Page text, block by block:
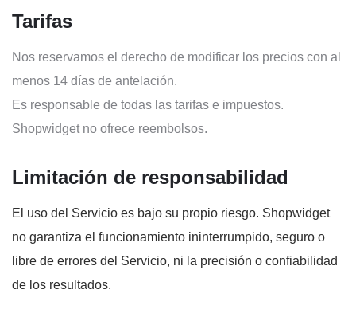
Tarifas
Nos reservamos el derecho de modificar los precios con al
menos 14 días de antelación.
Es responsable de todas las tarifas e impuestos.
Shopwidget no ofrece reembolsos.
Limitación de responsabilidad
El uso del Servicio es bajo su propio riesgo. Shopwidget
no garantiza el funcionamiento ininterrumpido, seguro o
libre de errores del Servicio, ni la precisión o confiabilidad
de los resultados.